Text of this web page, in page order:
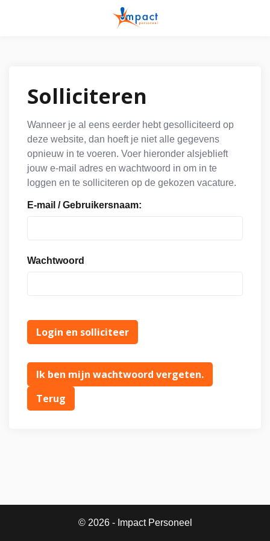
Solliciteren
Wanneer je al eens eerder hebt gesolliciteerd op
deze website, dan hoeft je niet alle gegevens
opnieuw in te voeren. Voer hieronder alsjeblieft
jouw e-mail adres en wachtwoord in om in te
loggen en te solliciteren op de gekozen vacature.
E-mail / Gebruikersnaam:
Wachtwoord
Ik ben mijn wachtwoord vergeten.
© 2026 - Impact Personeel